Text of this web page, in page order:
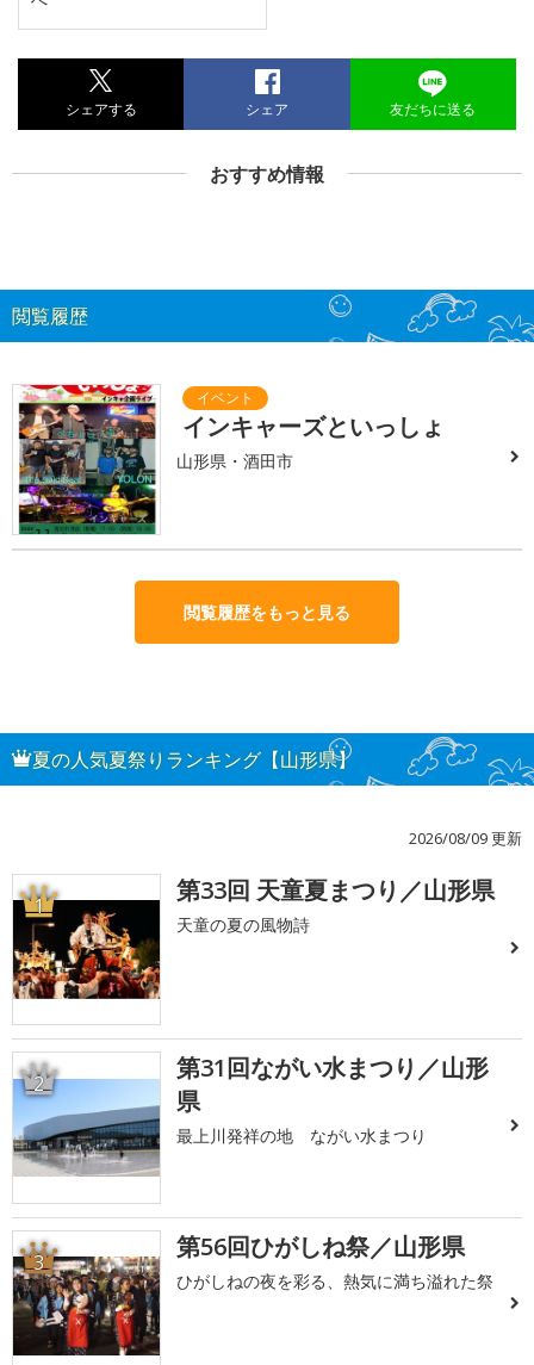
シェアする シェア 友だちに送る
おすすめ情報
閲覧履歴
インキャーズといっしょ
山形県・酒田市
閲覧履歴をもっと見る
夏の人気夏祭りランキング【山形県】
2026/08/09 更新
1 第33回 天童夏まつり／山形県
天童の夏の風物詩
2
第31回ながい水まつり／山形
県
最上川発祥の地 ながい水まつり
3 第56回ひがしね祭／山形県
ひがしねの夜を彩る、熱気に満ち溢れた祭